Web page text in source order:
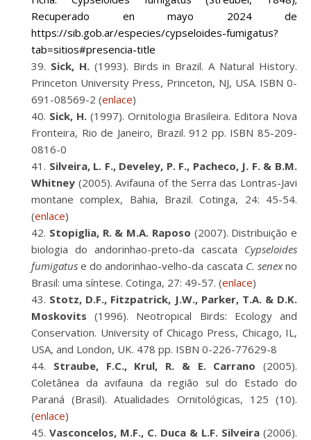
Recuperado en mayo 2024 de
https://sib.gob.ar/especies/cypseloides-fumigatus?
tab=sitios#presencia-title
Sick, H.(1993). Birds in Brazil. A Natural History.
Princeton University Press, Princeton, NJ, USA. ISBN 0-
691-08569-2 (enlace)
Sick, H. (1997). Ornitologia Brasileira. Editora Nova
Fronteira, Rio de Janeiro, Brazil. 912 pp. ISBN 85-209-
0816-0
Silveira, L. F., Develey, P. F., Pacheco, J. F. & B.M.
Whitney (2005). Avifauna of the Serra das Lontras-Javi
montane complex, Bahia, Brazil. Cotinga, 24: 45-54.
(enlace)
Stopiglia, R. & M.A. Raposo (2007). Distribuição e
biologia do andorinhao-preto-da cascata Cypseloides
fumigatus e do andorinhao-velho-da cascata C. senexno
Brasil: uma síntese. Cotinga, 27: 49-57. (enlace)
Stotz, D.F., Fitzpatrick, J.W., Parker, T.A. & D.K.
Moskovits (1996). Neotropical Birds: Ecology and
Conservation. University of Chicago Press, Chicago, IL,
USA, and London, UK. 478 pp. ISBN 0-226-77629-8
Straube, F.C., Krul, R. & E. Carrano (2005).
Coletânea da avifauna da região sul do Estado do
Paraná (Brasil). Atualidades Ornitológicas, 125 (10).
(enlace)
Vasconcelos, M.F., C. Duca & L.F. Silveira (2006).